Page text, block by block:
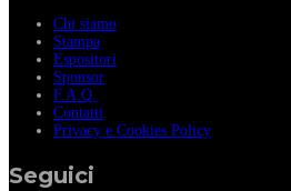
Chi siamo
Stampa
Espositori
Sponsor
F.A.Q.
Contatti
Privacy e Cookies Policy
Seguici